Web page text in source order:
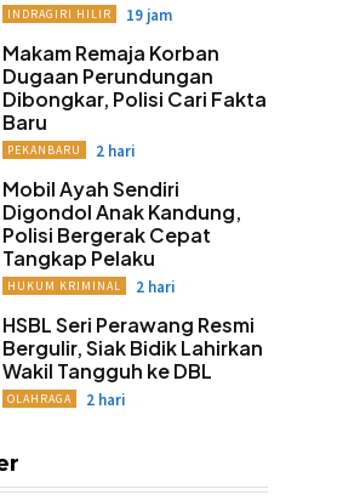
INDRAGIRI HILIR 19 jam
Makam Remaja Korban
Dugaan Perundungan
Dibongkar, Polisi Cari Fakta
Baru
PEKANBARU 2 hari
Mobil Ayah Sendiri
Digondol Anak Kandung,
Polisi Bergerak Cepat
Tangkap Pelaku
HUKUM KRIMINAL 2 hari
HSBL Seri Perawang Resmi
Bergulir, Siak Bidik Lahirkan
Wakil Tangguh ke DBL
OLAHRAGA 2 hari